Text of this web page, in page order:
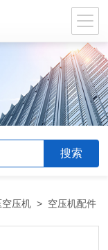
空压机 > 空压机配件